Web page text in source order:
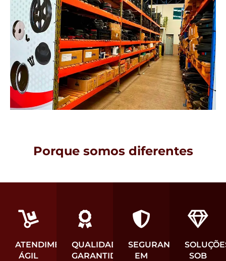
Porque somos diferentes
ATENDIMENTO
ÁGIL
QUALIDADE
GARANTIDA
SEGURANÇA
EM
SOB